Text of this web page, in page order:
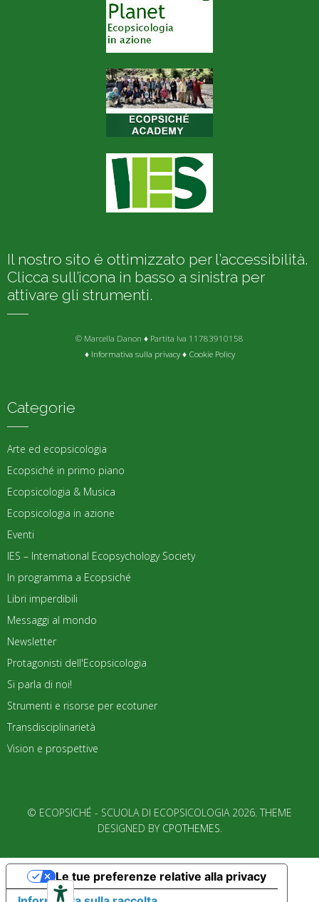
Il nostro sito è ottimizzato per l’accessibilità.
Clicca sull’icona in basso a sinistra per
attivare gli strumenti.
© Marcella Danon ♦ Partita Iva 11783910158
♦ Informativa sulla privacy♦ Cookie Policy
Categorie
Arte ed ecopsicologia
Ecopsiché in primo piano
Ecopsicologia & Musica
Ecopsicologia in azione
Eventi
IES – International Ecopsychology Society
In programma a Ecopsiché
Libri imperdibili
Messaggi al mondo
Newsletter
Protagonisti dell'Ecopsicologia
Si parla di noi!
Strumenti e risorse per ecotuner
Transdisciplinarietà
Vision e prospettive
© ECOPSICHÉ - SCUOLA DI ECOPSICOLOGIA 2026. THEME
DESIGNED BY CPOTHEMES.
Le tue preferenze relative alla privacy